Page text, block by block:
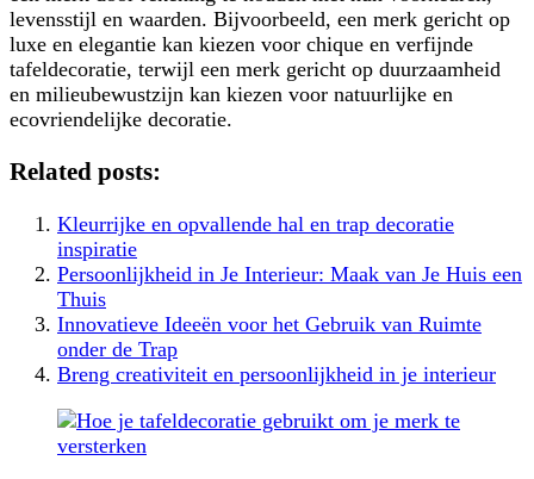
levensstijl en waarden. Bijvoorbeeld, een merk gericht op
luxe en elegantie kan kiezen voor chique en verfijnde
tafeldecoratie, terwijl een merk gericht op duurzaamheid
en milieubewustzijn kan kiezen voor natuurlijke en
ecovriendelijke decoratie.
Related posts:
Kleurrijke en opvallende hal en trap decoratie
inspiratie
Persoonlijkheid in Je Interieur: Maak van Je Huis een
Thuis
Innovatieve Ideeën voor het Gebruik van Ruimte
onder de Trap
Breng creativiteit en persoonlijkheid in je interieur
Berichtnavigatie